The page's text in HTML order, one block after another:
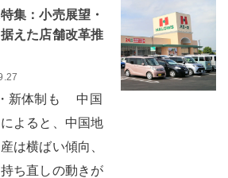
集：小売展望・
えた店舗改革推
新体制も 中国
よると、中国地
は横ばい傾向、
ち直しの動きが